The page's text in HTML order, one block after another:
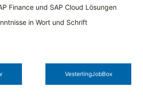
Finance und SAP Cloud Lösungen
in Wort und Schrift
Vesterling­JobBox